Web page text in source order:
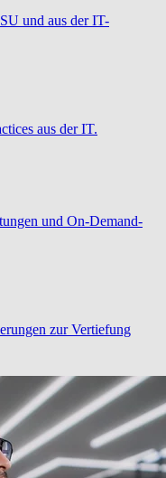
und aus der IT-
aus der IT.
und On-Demand-
zur Vertiefung